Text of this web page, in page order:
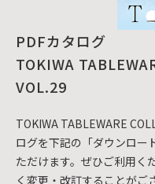
PDFカタログ
TOKIWA
VOL.29
TOKIWA TABLEWARE
ログを下記の「ダウンロー
ただけます。ぜひご利用く
く変更・改訂することがご